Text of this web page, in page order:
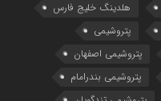
هلدینگ خلیج فارس
پتروشیمی
پتروشیمی اصفهان
پتروشیمی بندرامام